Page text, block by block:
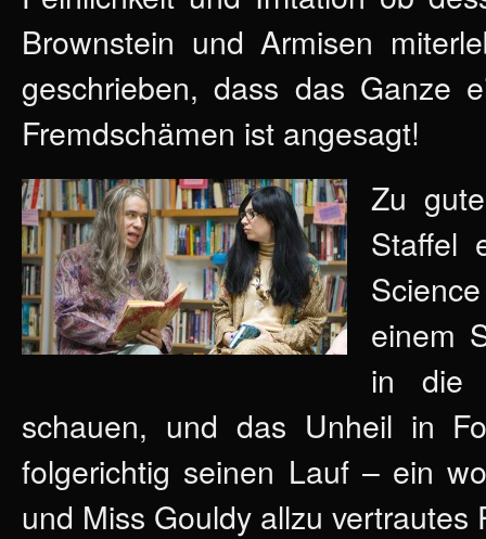
Brownstein und Armisen
geschrieben, dass das Ganze
Fremdschämen ist angesagt!
Zu
Staffel
einem
in die
schauen, und das Unheil in
folgerichtig seinen Lauf – ein
und Miss Gouldy allzu